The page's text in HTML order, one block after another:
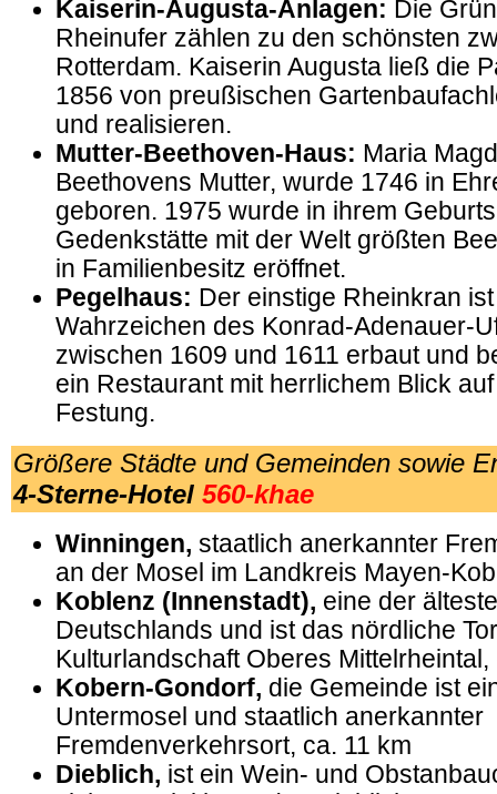
Kaiserin-Augusta-Anlagen: Die
Rheinufer zählen zu den schönsten
Rotterdam. Kaiserin Augusta ließ die
1856 von preußischen
und realisieren.
Mutter-Beethoven-Haus: Maria
Beethovens Mutter, wurde 1746 in
geboren. 1975 wurde in ihrem
Gedenkstätte mit der Welt größten
in Familienbesitz eröffnet.
Pegelhaus: Der einstige Rheinkran
Wahrzeichen des Konrad-Adenauer-
zwischen 1609 und 1611 erbaut und
ein Restaurant mit herrlichem Blick
Festung.
Größere Städte und Gemeinden sowie
4-Sterne-Hotel 560-khae
Winningen, staatlich anerkannter
an der Mosel im Landkreis Mayen-
Koblenz (Innenstadt), eine der
Deutschlands und ist das nördliche
Kulturlandschaft Oberes Mittelrheintal,
Kobern-Gondorf, die Gemeinde ist
Untermosel und staatlich anerkannter
Fremdenverkehrsort, ca. 11 km
Dieblich, ist ein Wein- und